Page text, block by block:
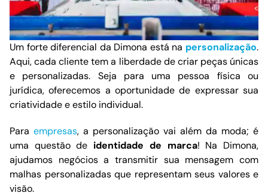
Um forte diferencial da Dimona está na personalização.
Aqui, cada cliente tem a liberdade de criar peças únicas
e personalizadas. Seja para uma pessoa física ou
jurídica, oferecemos a oportunidade de expressar sua
criatividade e estilo individual.
Para empresas, a personalização vai além da moda; é
uma questão de identidade de marca! Na Dimona,
ajudamos negócios a transmitir sua mensagem com
malhas personalizadas que representam seus valores e
visão.